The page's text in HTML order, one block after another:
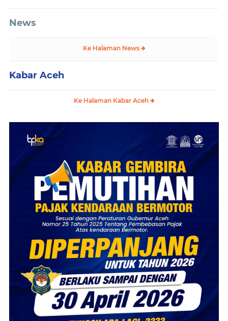
News
Ke Halaman News
Kabar Aceh
Ke Halaman Kabar Aceh